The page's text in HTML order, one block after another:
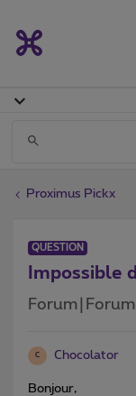
Proximus Pickx
QUESTION
Impossible
C Chocolator
Bonjour,